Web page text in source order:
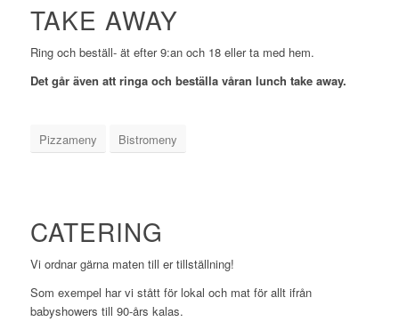
TAKE AWAY
Ring och beställ- ät efter 9:an och 18 eller ta med hem.
Det går även att ringa och beställa våran lunch take away.
Pizzameny Bistromeny
CATERING
Vi ordnar gärna maten till er tillställning!
Som exempel har vi stått för lokal och mat för allt ifrån
babyshowers till 90-års kalas.